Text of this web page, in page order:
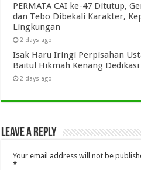
PERMATA CAI ke-47 Ditutup,
dan Tebo Dibekali Karakter,
Lingkungan
2 days ago
Isak Haru Iringi Perpisahan
Baitul Hikmah Kenang Dedikasi
2 days ago
Leave a Reply
Your email address will not be
*